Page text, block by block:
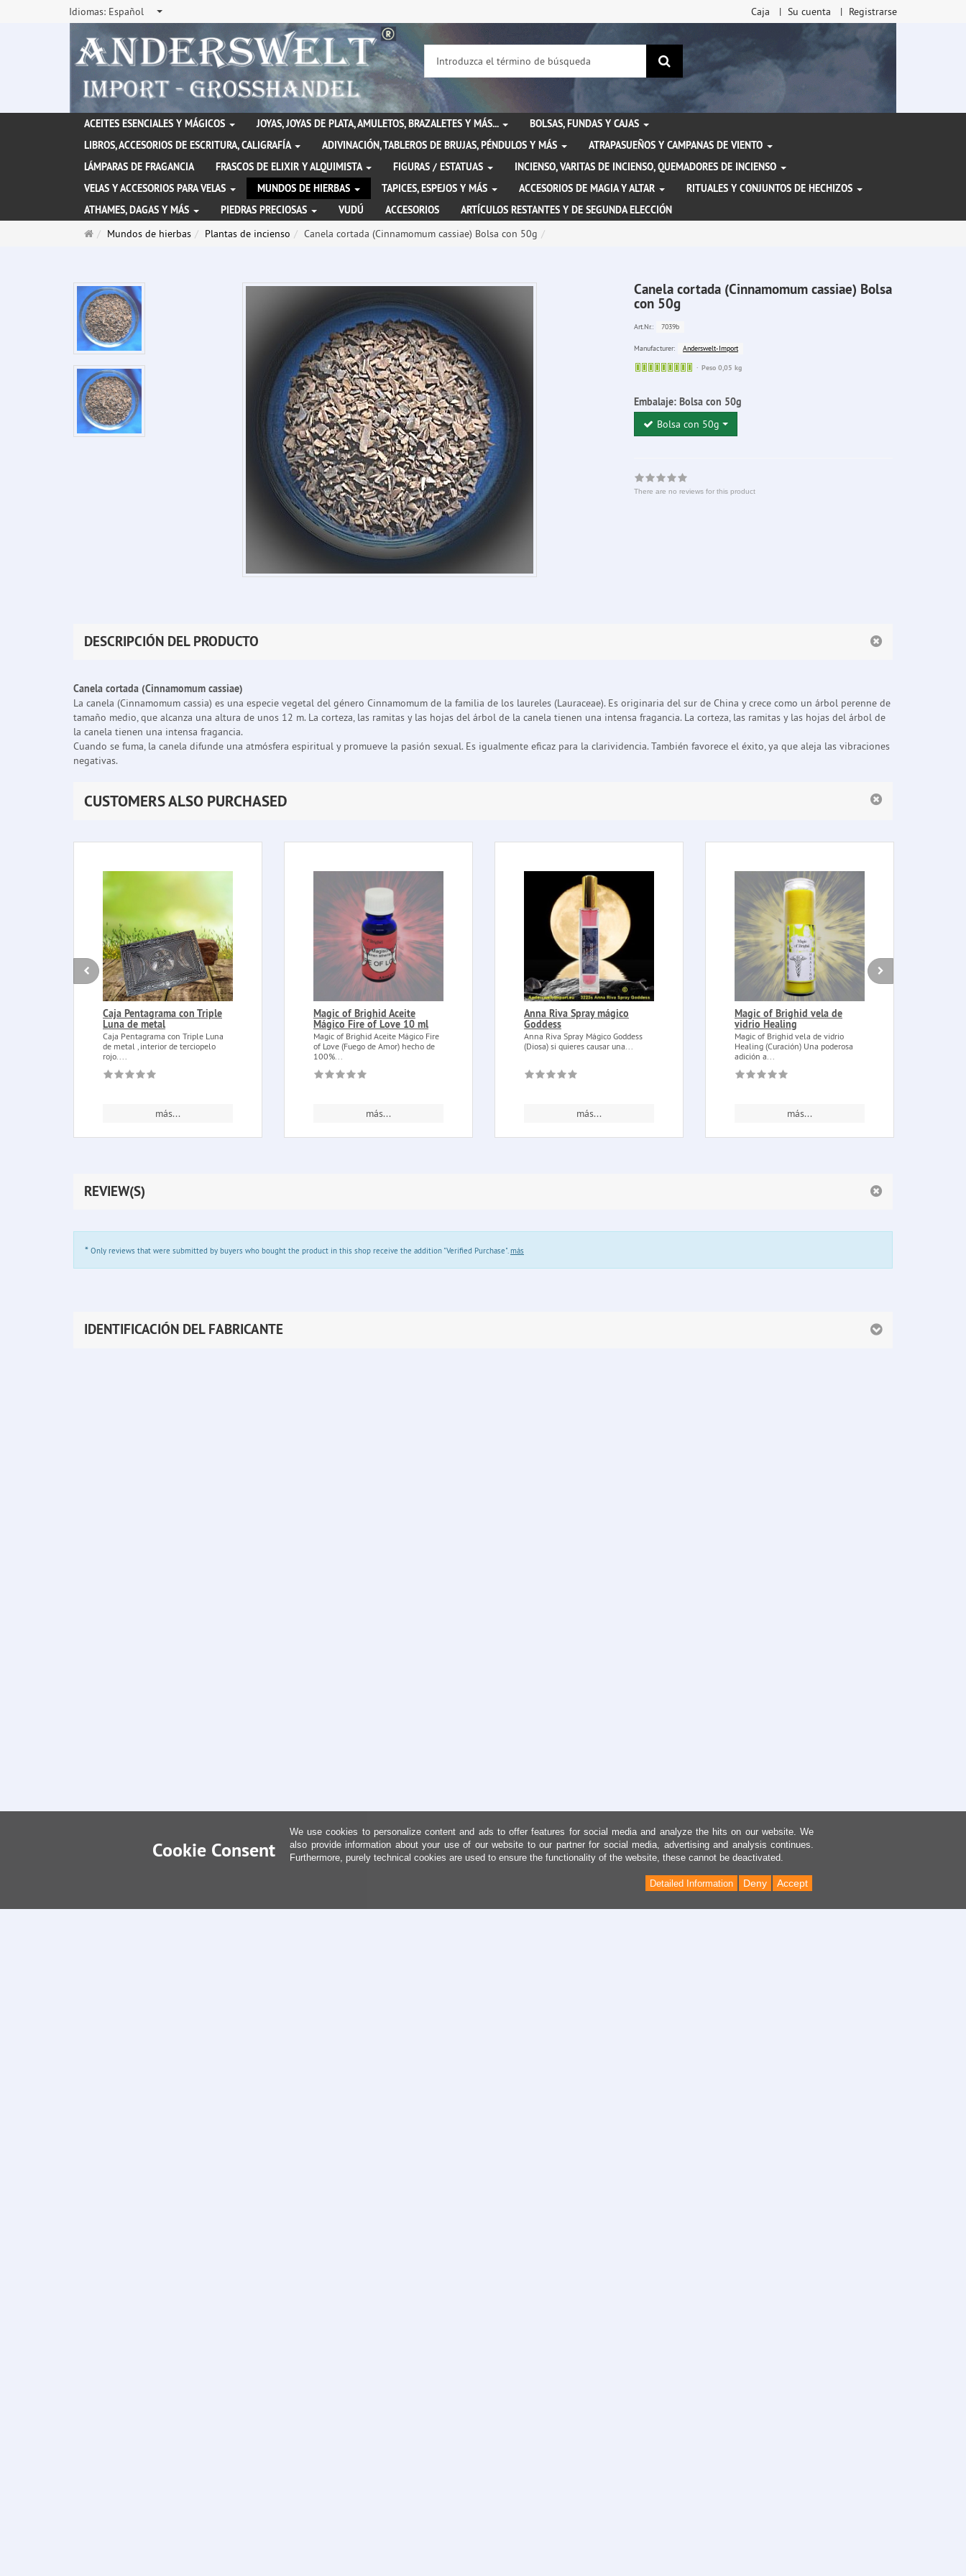
Idiomas: Español Caja Su cuenta Registrarse
Buscar
ACEITES ESENCIALES Y MÁGICOS JOYAS, JOYAS DE PLATA, AMULETOS, BRAZALETES Y MÁS...
BOLSAS, FUNDAS Y CAJAS
LIBROS, ACCESORIOS DE ESCRITURA, CALIGRAFÍA
ADIVINACIÓN, TABLEROS DE BRUJAS, PÉNDULOS Y MÁS
ATRAPASUEÑOS Y CAMPANAS DE VIENTO
LÁMPARAS DE FRAGANCIA
FRASCOS DE ELIXIR Y ALQUIMISTA FIGURAS / ESTATUAS
INCIENSO, VARITAS DE INCIENSO, QUEMADORES DE INCIENSO
VELAS Y ACCESORIOS PARA VELAS
MUNDOS DE HIERBAS TAPICES, ESPEJOS Y MÁS ACCESORIOS DE MAGIA Y ALTAR
RITUALES Y CONJUNTOS DE HECHIZOS
ATHAMES, DAGAS Y MÁS
PIEDRAS PRECIOSAS VUDÚ ACCESORIOS
ARTÍCULOS RESTANTES Y DE SEGUNDA ELECCIÓN
PáginaMundos de hierbas Plantas de incienso Canela cortada (Cinnamomum cassiae) Bolsa con 50g
Canela cortada (Cinnamomum cassiae) Bolsa
con 50g
Art.Nr.: 7039b
Manufacturer:
Anderswelt-Import
Sofort
Peso 0,05 kg
Embalaje: Bolsa con 50g
Bolsa con 50g
There are no reviews for this product
DESCRIPCIÓN DEL PRODUCTO
Canela cortada (Cinnamomum cassiae)
La canela (Cinnamomum cassia) es una especie vegetal del género Cinnamomum de la familia de los laureles (Lauraceae). Es originaria del sur de China y crece como un árbol perenne de
tamaño medio, que alcanza una altura de unos 12 m. La corteza, las ramitas y las hojas del árbol de la canela tienen una intensa fragancia. La corteza, las ramitas y las hojas del árbol de
la canela tienen una intensa fragancia.
Cuando se fuma, la canela difunde una atmósfera espiritual y promueve la pasión sexual. Es igualmente eficaz para la clarividencia. También favorece el éxito, ya que aleja las vibraciones
negativas.
CUSTOMERS ALSO PURCHASED
Caja Pentagrama con Triple
Luna de metal
Caja Pentagrama con Triple Luna
de metal , interior de terciopelo
rojo....
más...
Magic of Brighid Aceite
Mágico Fire of Love 10 ml
Magic of Brighid Aceite Mágico Fire
of Love (Fuego de Amor) hecho de
100%...
más...
Anna Riva Spray mágico
Goddess
Anna Riva Spray Mágico Goddess
(Diosa) si quieres causar una...
más...
Magic of Brighid vela de
vidrio Healing
Magic of Brighid vela de vidrio
Healing (Curación) Una poderosa
adición a...
más...
REVIEW(S)
* Only reviews that were submitted by buyers who bought the product in this shop receive the addition "Verified Purchase".más
IDENTIFICACIÓN DEL FABRICANTE
Cookie Consent
We use cookies to personalize content and ads to offer features for social media and analyze the hits on our website. We
also provide information about your use of our website to our partner for social media, advertising and analysis continues.
Furthermore, purely technical cookies are used to ensure the functionality of the website, these cannot be deactivated.
Accept
Deny
Detailed Information